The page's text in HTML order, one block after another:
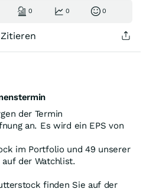
0 0 0
Zitieren
der Termin
an. Es wird ein EPS von
im Portfolio und 49 unserer
der Watchlist.
finden Sie auf der